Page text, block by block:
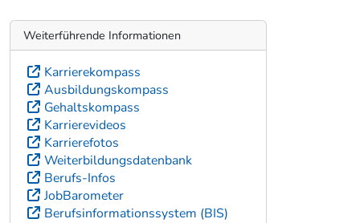
Weiterführende Informationen
Karrierekompass
Ausbildungskompass
Gehaltskompass
Karrierevideos
Karrierefotos
Weiterbildungsdatenbank
Berufs-Infos
JobBarometer
Berufsinformationssystem (BIS)